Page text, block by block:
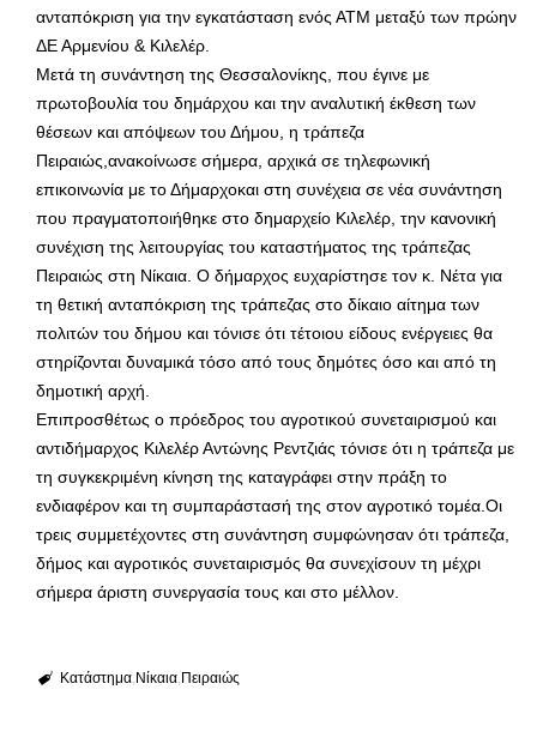
ανταπόκριση για την εγκατάσταση ενός ΑΤΜ μεταξύ των πρώην
ΔΕ Αρμενίου & Κιλελέρ.
Μετά τη συνάντηση της Θεσσαλονίκης, που έγινε με
πρωτοβουλία του δημάρχου και την αναλυτική έκθεση των
θέσεων και απόψεων του Δήμου, η τράπεζα
Πειραιώς,ανακοίνωσε σήμερα, αρχικά σε τηλεφωνική
επικοινωνία με το Δήμαρχοκαι στη συνέχεια σε νέα συνάντηση
που πραγματοποιήθηκε στο δημαρχείο Κιλελέρ, την κανονική
συνέχιση της λειτουργίας του καταστήματος της τράπεζας
Πειραιώς στη Νίκαια. Ο δήμαρχος ευχαρίστησε τον κ. Νέτα για
τη θετική ανταπόκριση της τράπεζας στο δίκαιο αίτημα των
πολιτών του δήμου και τόνισε ότι τέτοιου είδους ενέργειες θα
στηρίζονται δυναμικά τόσο από τους δημότες όσο και από τη
δημοτική αρχή.
Επιπροσθέτως ο πρόεδρος του αγροτικού συνεταιρισμού και
αντιδήμαρχος Κιλελέρ Αντώνης Ρεντζιάς τόνισε ότι η τράπεζα με
τη συγκεκριμένη κίνηση της καταγράφει στην πράξη το
ενδιαφέρον και τη συμπαράστασή της στον αγροτικό τομέα.Οι
τρεις συμμετέχοντες στη συνάντηση συμφώνησαν ότι τράπεζα,
δήμος και αγροτικός συνεταιρισμός θα συνεχίσουν τη μέχρι
σήμερα άριστη συνεργασία τους και στο μέλλον.
Κατάστημα Νίκαια Πειραιώς